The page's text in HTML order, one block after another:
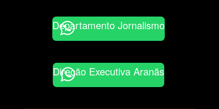
Departamento Jornalismo
Direção Executiva Aranãs